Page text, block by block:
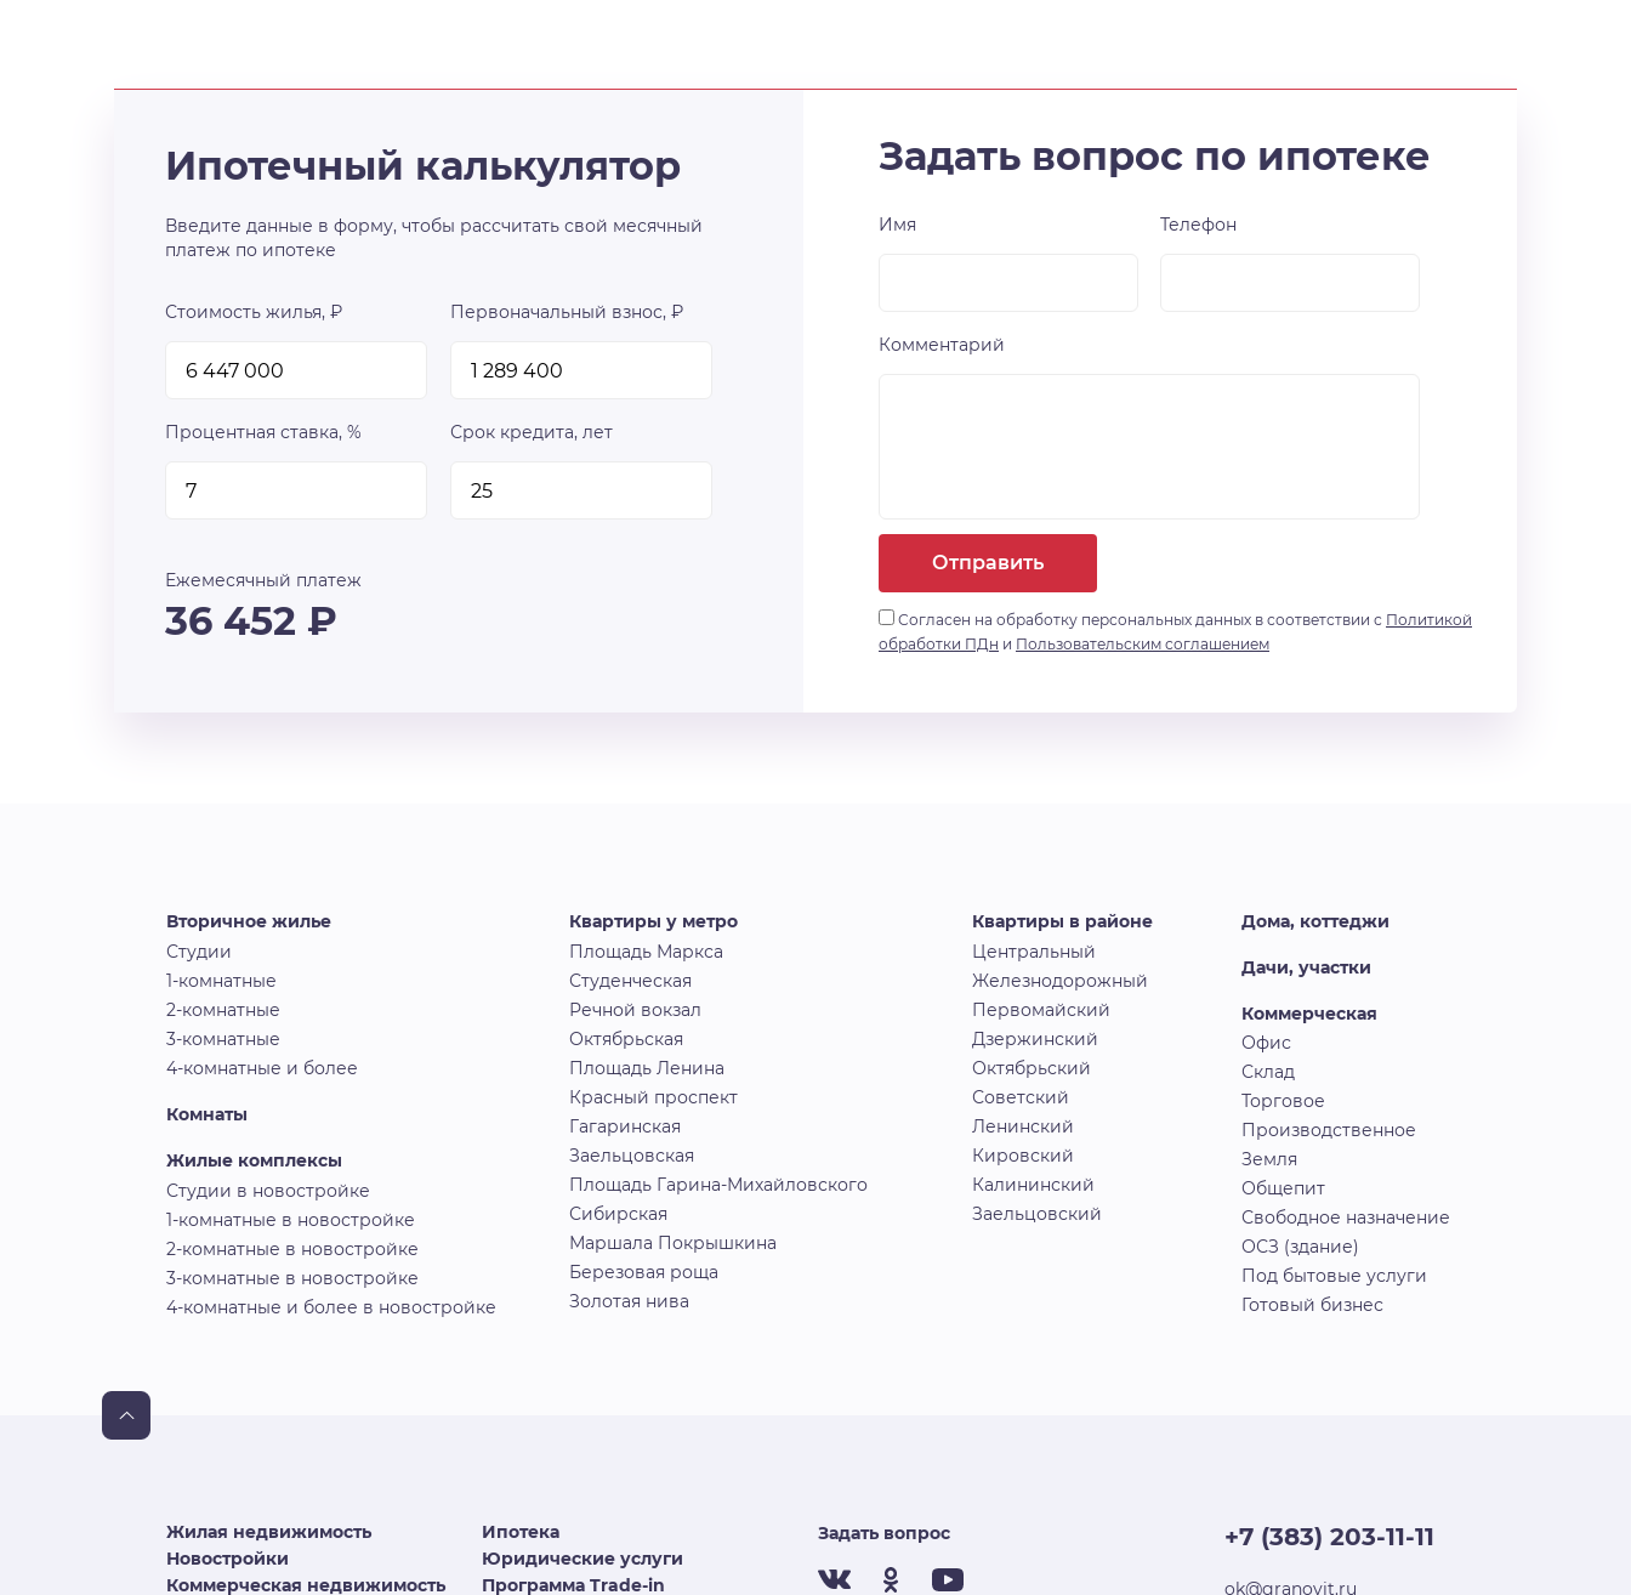
Ипотечный калькулятор
Введите данные в форму, чтобы рассчитать свой месячный
платеж по ипотеке
Стоимость жилья, ₽ Первоначальный взнос, ₽
Процентная ставка, % Срок кредита, лет
Ежемесячный платеж
36 452 ₽
Задать вопрос по ипотеке
Имя Телефон
Комментарий
Отправить
Согласен на обработку персональных данных в соответствии с Политикой
обработки ПДн и Пользовательским соглашением
Вторичное жилье
Студии
1-комнатные
2-комнатные
3-комнатные
4-комнатные и более
Комнаты
Жилые комплексы
Студии в новостройке
1-комнатные в новостройке
2-комнатные в новостройке
3-комнатные в новостройке
4-комнатные и более в новостройке
Квартиры у метро
Площадь Маркса
Студенческая
Речной вокзал
Октябрьская
Площадь Ленина
Красный проспект
Гагаринская
Заельцовская
Площадь Гарина-Михайловского
Сибирская
Маршала Покрышкина
Березовая роща
Золотая нива
Квартиры в районе
Центральный
Железнодорожный
Первомайский
Дзержинский
Октябрьский
Советский
Ленинский
Кировский
Калининский
Заельцовский
Дома, коттеджи
Дачи, участки
Коммерческая
Офис
Склад
Торговое
Производственное
Земля
Общепит
Свободное назначение
ОСЗ (здание)
Под бытовые услуги
Готовый бизнес
Жилая недвижимость
Новостройки
Коммерческая недвижимость
Ипотека
Юридические услуги
Программа Trade-in
Задать вопрос +7 (383) 203-11-11
ok@granovit.ru